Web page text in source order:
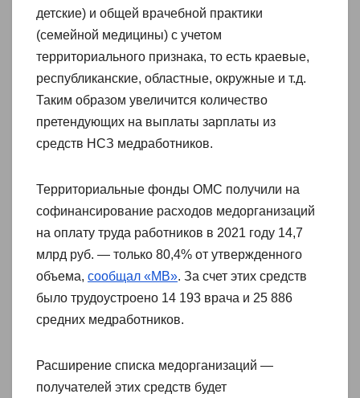
детские) и общей врачебной практики
(семейной медицины) с учетом
территориального признака, то есть краевые,
республиканские, областные, окружные и т.д.
Таким образом увеличится количество
претендующих на выплаты зарплаты из
средств НСЗ медработников.
Территориальные фонды ОМС получили на
софинансирование расходов медорганизаций
на оплату труда работников в 2021 году 14,7
млрд руб. — только 80,4% от утвержденного
объема, сообщал «МВ». За счет этих средств
было трудоустроено 14 193 врача и 25 886
средних медработников.
Расширение списка медорганизаций —
получателей этих средств будет